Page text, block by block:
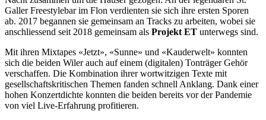
Galler Freestylebar im Flon verdienten sie sich ihre ersten Sporen
ab. 2017 begannen sie gemeinsam an Tracks zu arbeiten, wobei sie
anschliessend seit 2018 gemeinsam als Projekt ET unterwegs sind.
Mit ihren Mixtapes «Jetzt», «Sunne» und «Kauderwelt» konnten
sich die beiden Wiler auch auf einem (digitalen) Tonträger Gehör
verschaffen. Die Kombination ihrer wortwitzigen Texte mit
gesellschaftskritischen Themen fanden schnell Anklang. Dank einer
hohen Konzertdichte konnten die beiden bereits vor der Pandemie
von viel Live-Erfahrung profitieren.